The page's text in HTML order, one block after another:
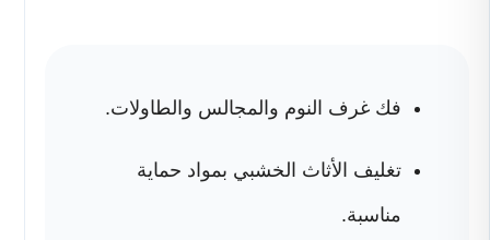
فك غرف النوم والمجالس والطاولات.
تغليف الأثاث الخشبي بمواد حماية
مناسبة.